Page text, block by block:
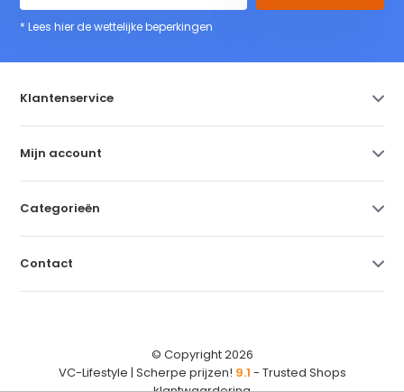
* Lees hier de wettelijke beperkingen
Klantenservice
Mijn account
Categorieën
Contact
© Copyright 2026
VC-Lifestyle | Scherpe prijzen! 9.1 - Trusted Shops